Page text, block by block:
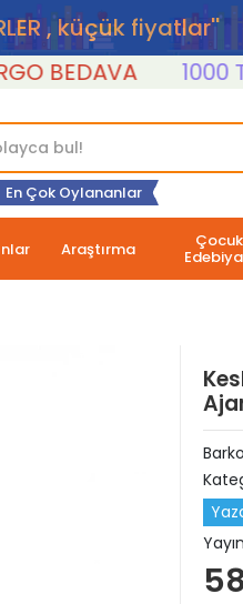
, küçük fiyatlar''
BEDAVA 1000 TL
En Çok Oylananlar
Araştırma Çocuk